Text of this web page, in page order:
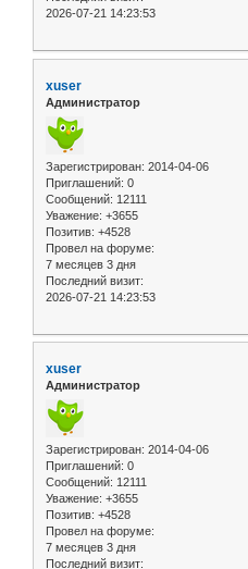
2026-07-21 14:23:53
xuser
Администратор
Зарегистрирован: 2014-04-06
Приглашений: 0
Сообщений: 12111
Уважение: +3655
Позитив: +4528
Провел на форуме:
7 месяцев 3 дня
Последний визит:
2026-07-21 14:23:53
xuser
Администратор
Зарегистрирован: 2014-04-06
Приглашений: 0
Сообщений: 12111
Уважение: +3655
Позитив: +4528
Провел на форуме:
7 месяцев 3 дня
Последний визит: